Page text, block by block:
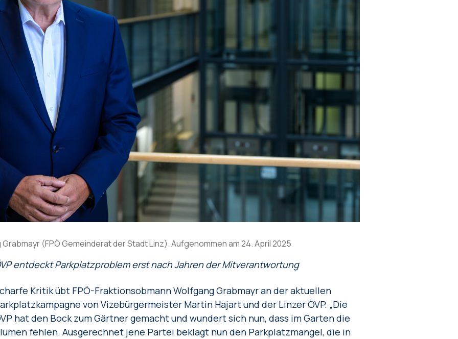
Grabmayr (FPÖ Gemeinderat der Stadt Linz). Aufgenommen am 24. April 2025
entdeckt Parkplatzproblem erst nach Jahren der Mitverantwortung
Kritik übt FPÖ-Fraktionsobmann Wolfgang Grabmayr an der aktuellen
von Vizebürgermeister Martin Hajart und der Linzer ÖVP. „Die
hat den Bock zum Gärtner gemacht und wundert sich nun, dass im Garten die
fehlen. Ausgerechnet jene Partei beklagt nun den Parkplatzmangel, die in